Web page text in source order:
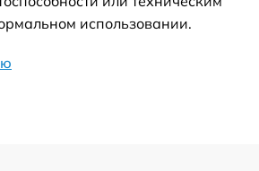
использовании.